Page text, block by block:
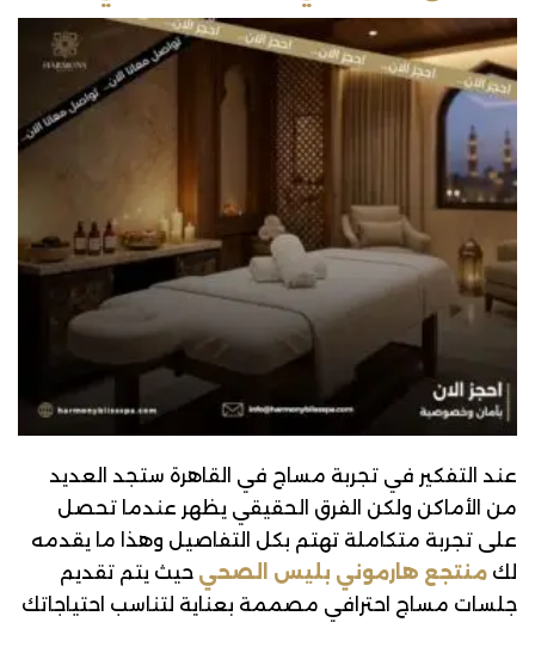
عند التفكير في تجربة مساج في القاهرة ستجد العديد
من الأماكن ولكن الفرق الحقيقي يظهر عندما تحصل
على تجربة متكاملة تهتم بكل التفاصيل وهذا ما يقدمه
لك منتجع هارموني بليس الصحي حيث يتم تقديم
جلسات مساج احترافي مصممة بعناية لتناسب احتياجاتك